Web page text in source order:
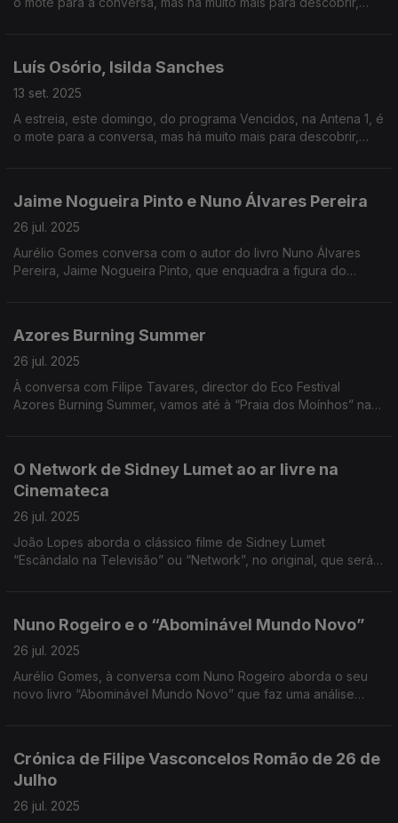
Luís Osório, Isilda Sanches
13 set. 2025
A estreia, este domingo, do programa Vencidos, na Antena 1, é
o mote para a conversa, mas há muito mais para descobrir,
Jaime Nogueira Pinto e Nuno Álvares Pereira
26 jul. 2025
Aurélio Gomes conversa com o autor do livro Nuno Álvares
Pereira, Jaime Nogueira Pinto, que enquadra a figura do
Azores Burning Summer
26 jul. 2025
À conversa com Filipe Tavares, director do Eco Festival
Azores Burning Summer, vamos até à “Praia dos Moínhos” na
O Network de Sidney Lumet ao ar livre na
Cinemateca
26 jul. 2025
João Lopes aborda o clássico filme de Sidney Lumet
“Escândalo na Televisão” ou “Network”, no original, que será
Nuno Rogeiro e o “Abominável Mundo Novo”
26 jul. 2025
Aurélio Gomes, à conversa com Nuno Rogeiro aborda o seu
novo livro “Abominável Mundo Novo” que faz uma análise
Crónica de Filipe Vasconcelos Romão de 26 de
Julho
26 jul. 2025